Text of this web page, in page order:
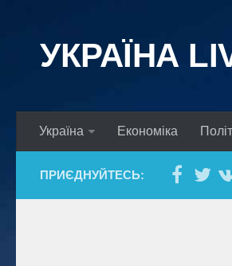
УКРАЇНА
Україна Економіка
ПРИЄДНУЙТЕСЬ: